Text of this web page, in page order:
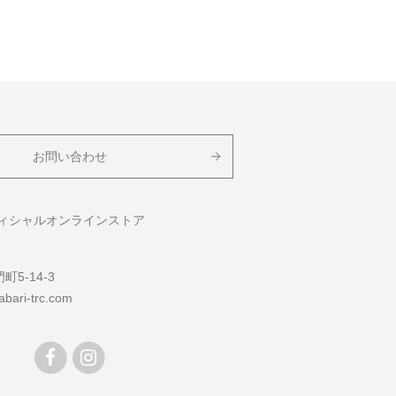
お問い合わせ
シャルオンラインストア
町5-14-3
trc.com